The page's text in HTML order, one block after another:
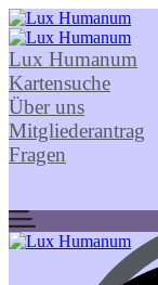
Lux Humanum
Kartensuche
Über uns
Mitgliederantrag
Fragen